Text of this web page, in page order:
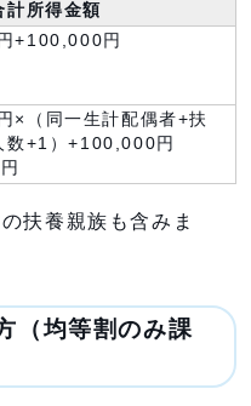
計所得金額
+100,000円
×（同一生計配偶者+扶
数+1）+100,000円
扶養親族も含みま
（均等割のみ課